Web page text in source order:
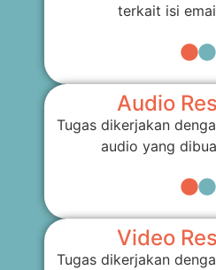
terkait isi
Audio
Tugas dikerjakan
audio yang
Video
Tugas dikerjakan